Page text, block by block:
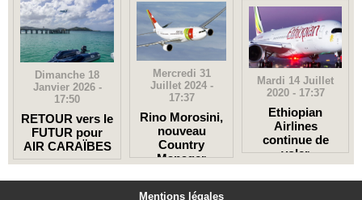
Dimanche 18
Janvier 2026 -
17:50
RETOUR vers le
FUTUR pour
AIR CARAÏBES
Mercredi 31
Juillet 2024 -
17:37
Rino Morosini,
nouveau
Country
Manager
Mardi 14 Juillet
2020 - 17:37
Ethiopian
Airlines
continue de
voler
Mentions légales